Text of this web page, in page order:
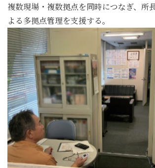
複数現場・複数拠点を同時につなぎ、所
よる多拠点管理を支援する。